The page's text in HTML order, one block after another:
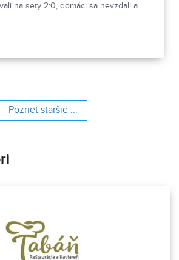
na sety 2:0, domáci sa nevzdali a
Pozrieť staršie ...